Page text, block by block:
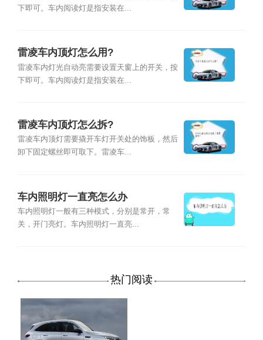
下即可。车内阅读灯是指安装在...
雷凌车内顶灯怎么用?
雷凌车内灯光自动亮需要设置天窗上的开关，按
下即可。车内阅读灯是指安装在...
雷凌车内顶灯怎么拆?
雷凌车内顶灯需要撬开车灯开关处的饰板，然后
卸下固定螺丝即可取下。雷凌车...
车内照明灯一直亮怎么办
车内照明灯一般有三种模式，分别是常开，常
关，开门亮灯。车内照明灯一直亮...
热门阅读